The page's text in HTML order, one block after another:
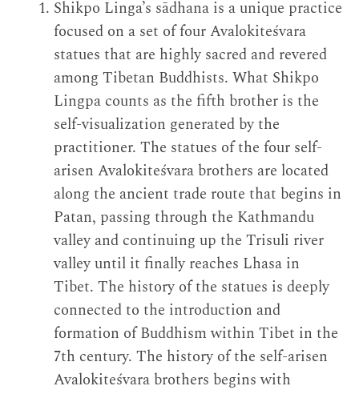
Shikpo Linga’s sādhana is a unique practice
focused on a set of four Avalokiteśvara
statues that are highly sacred and revered
among Tibetan Buddhists. What Shikpo
Lingpa counts as the fifth brother is the
self-visualization generated by the
practitioner. The statues of the four self-
arisen Avalokiteśvara brothers are located
along the ancient trade route that begins in
Patan, passing through the Kathmandu
valley and continuing up the Trisuli river
valley until it finally reaches Lhasa in
Tibet. The history of the statues is deeply
connected to the introduction and
formation of Buddhism within Tibet in the
7th century. The history of the self-arisen
Avalokiteśvara brothers begins with